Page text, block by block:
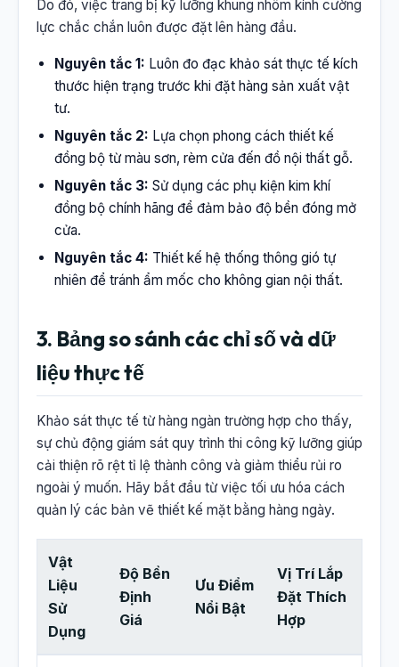
Do đó, việc trang bị kỹ lưỡng khung nhôm kính cường
lực chắc chắn luôn được đặt lên hàng đầu.
Nguyên tắc 1: Luôn đo đạc khảo sát thực tế kích
thước hiện trạng trước khi đặt hàng sản xuất vật
tư.
Nguyên tắc 2: Lựa chọn phong cách thiết kế
đồng bộ từ màu sơn, rèm cửa đến đồ nội thất gỗ.
Nguyên tắc 3: Sử dụng các phụ kiện kim khí
đồng bộ chính hãng để đảm bảo độ bền đóng mở
cửa.
Nguyên tắc 4: Thiết kế hệ thống thông gió tự
nhiên để tránh ẩm mốc cho không gian nội thất.
3. Bảng so sánh các chỉ số và dữ
liệu thực tế
Khảo sát thực tế từ hàng ngàn trường hợp cho thấy,
sự chủ động giám sát quy trình thi công kỹ lưỡng giúp
cải thiện rõ rệt tỉ lệ thành công và giảm thiểu rủi ro
ngoài ý muốn. Hãy bắt đầu từ việc tối ưu hóa cách
quản lý các bản vẽ thiết kế mặt bằng hàng ngày.
Vật
Liệu
Sử
Dụng
Độ Bền
Định
Giá
Ưu Điểm
Nổi Bật
Vị Trí Lắp
Đặt Thích
Hợp